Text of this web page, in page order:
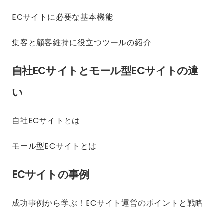
ECサイトに必要な基本機能
集客と顧客維持に役立つツールの紹介
自社ECサイトとモール型ECサイトの違
い
自社ECサイトとは
モール型ECサイトとは
ECサイトの事例
成功事例から学ぶ！ECサイト運営のポイントと戦略